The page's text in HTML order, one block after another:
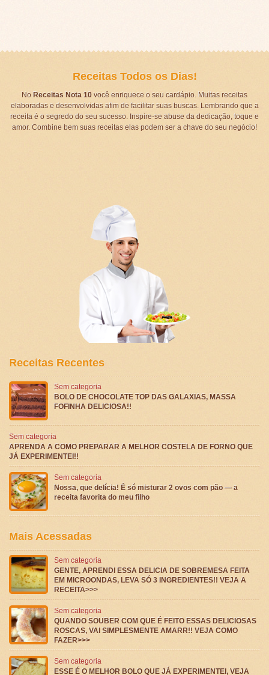
Receitas Todos os Dias!
No Receitas Nota 10você enriquece o seu cardápio. Muitas receitas
elaboradas e desenvolvidas afim de facilitar suas buscas. Lembrando que a
receita é o segredo do seu sucesso. Inspire-se abuse da dedicação, toque e
amor. Combine bem suas receitas elas podem ser a chave do seu negócio!
Receitas Recentes
Sem categoria
BOLO DE CHOCOLATE TOP DAS GALAXIAS, MASSA
FOFINHA DELICIOSA!!
Sem categoria
APRENDA A COMO PREPARAR A MELHOR COSTELA DE FORNO QUE
JÁ EXPERIMENTEI!!
Sem categoria
Nossa, que delícia! É só misturar 2 ovos com pão — a
receita favorita do meu filho
Mais Acessadas
Sem categoria
GENTE, APRENDI ESSA DELICIA DE SOBREMESA FEITA
EM MICROONDAS, LEVA SÓ 3 INGREDIENTES!! VEJA A
RECEITA>>>
Sem categoria
QUANDO SOUBER COM QUE É FEITO ESSAS DELICIOSAS
ROSCAS, VAI SIMPLESMENTE AMARR!! VEJA COMO
FAZER>>>
Sem categoria
ESSE É O MELHOR BOLO QUE JÁ EXPERIMENTEI, VEJA